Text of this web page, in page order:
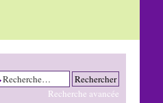
Recherche avancée